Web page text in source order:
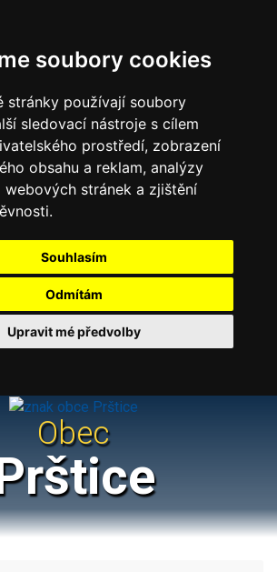
soubory cookies
stránky používají soubory
sledovací nástroje s cílem
prostředí, zobrazení
obsahu a reklam, analýzy
webových stránek a zjištění
Souhlasím
Odmítám
Upravit mé předvolby
Obec